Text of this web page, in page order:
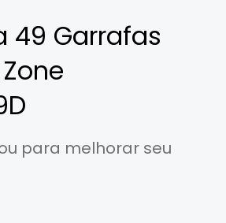
49 Garrafas
para melhorar seu